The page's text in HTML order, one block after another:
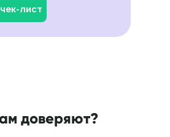
лист
доверяют?